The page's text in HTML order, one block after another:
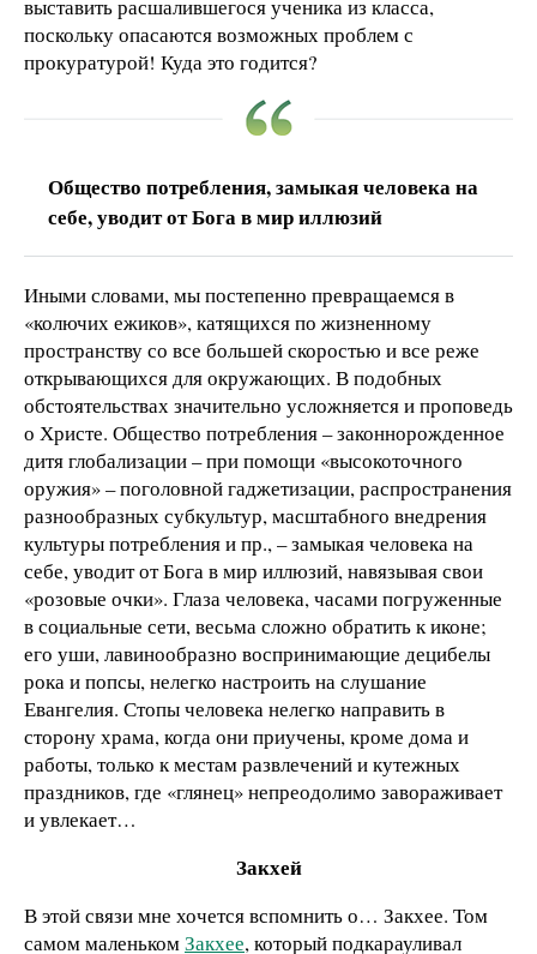
выставить расшалившегося ученика из класса,
поскольку опасаются возможных проблем с
прокуратурой! Куда это годится?
Общество потребления, замыкая человека на
себе, уводит от Бога в мир иллюзий
Иными словами, мы постепенно превращаемся в
«колючих ежиков», катящихся по жизненному
пространству со все большей скоростью и все реже
открывающихся для окружающих. В подобных
обстоятельствах значительно усложняется и проповедь
о Христе. Общество потребления – законнорожденное
дитя глобализации – при помощи «высокоточного
оружия» – поголовной гаджетизации, распространения
разнообразных субкультур, масштабного внедрения
культуры потребления и пр., – замыкая человека на
себе, уводит от Бога в мир иллюзий, навязывая свои
«розовые очки». Глаза человека, часами погруженные
в социальные сети, весьма сложно обратить к иконе;
его уши, лавинообразно воспринимающие децибелы
рока и попсы, нелегко настроить на слушание
Евангелия. Стопы человека нелегко направить в
сторону храма, когда они приучены, кроме дома и
работы, только к местам развлечений и кутежных
праздников, где «глянец» непреодолимо завораживает
и увлекает…
Закхей
В этой связи мне хочется вспомнить о… Закхее. Том
самом маленькомЗакхее, который подкарауливал